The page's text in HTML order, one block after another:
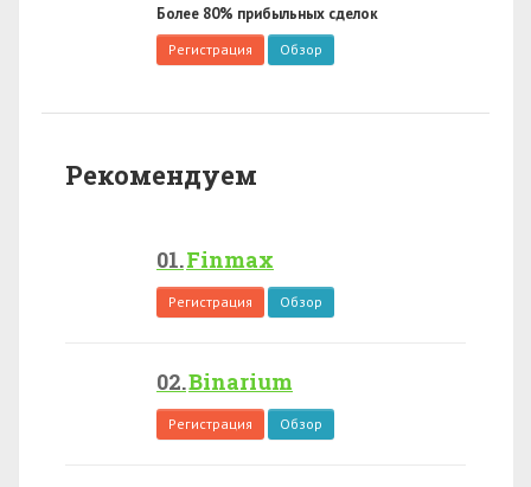
Более 80% прибыльных сделок
Регистрация Обзор
Рекомендуем
Finmax
Регистрация Обзор
Binarium
Регистрация Обзор